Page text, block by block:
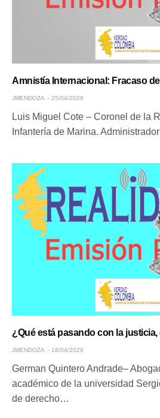
Amnistía Internacional: Fracaso de
JMENDOZA 25/04/2026
Luis Miguel Cote – Coronel de la
Infantería de Marina.
¿Qué está pasando con la
JMENDOZA 18/04/2026
German Quintero Andrade–
académico de la universidad
de derecho…